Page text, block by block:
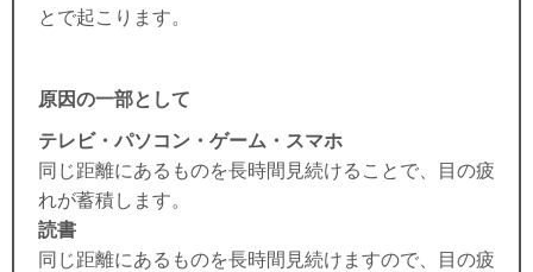
とで起こります。
原因の一部として
テレビ・パソコン・ゲーム・スマホ
同じ距離にあるものを長時間見続けることで、目の疲
れが蓄積します。
読書
同じ距離にあるものを長時間見続けますので、目の疲